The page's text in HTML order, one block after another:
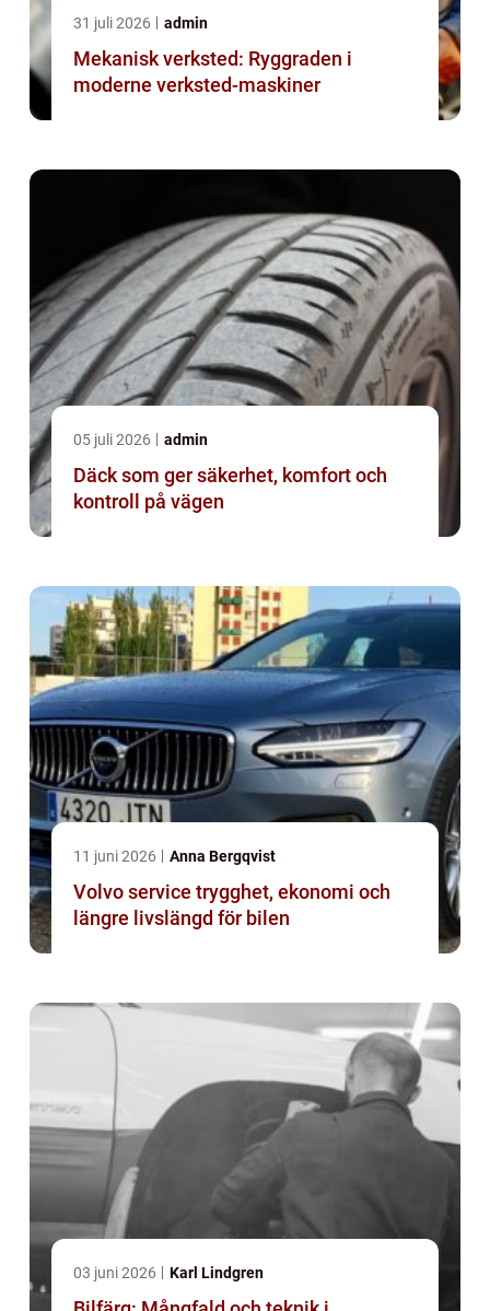
31 juli 2026 admin
Mekanisk verksted: Ryggraden i
moderne verksted-maskiner
05 juli 2026 admin
Däck som ger säkerhet, komfort och
kontroll på vägen
11 juni 2026 Anna Bergqvist
Volvo service trygghet, ekonomi och
längre livslängd för bilen
03 juni 2026 Karl Lindgren